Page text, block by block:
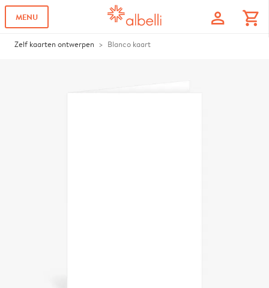
MENU profile shopping_cart
Zelf kaarten ontwerpen Blanco kaart